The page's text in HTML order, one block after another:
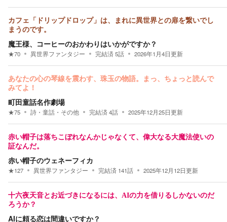
カフェ「ドリップドロップ」は、まれに異世界との扉を繋いでし
まうのです。
魔王様、コーヒーのおかわりはいかがですか？
★70 異世界ファンタジー 完結済5話 2026年1月4日更新
あなたの心の琴線を震わす、珠玉の物語。まっ、ちょっと読んで
みてよ！
町田童話名作劇場
★75 詩・童話・その他 完結済4話 2025年12月25日更新
赤い帽子は落ちこぼれなんかじゃなくて、偉大なる大魔法使いの
証なんだ。
赤い帽子のウェネーフィカ
★127 異世界ファンタジー 完結済 141話 2025年12月12日更新
十六夜天音とお近づきになるには、AIの力を借りるしかないのだ
ろうか？
AIに頼る恋は間違いですか？